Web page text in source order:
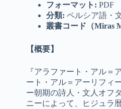
フォーマット : PDF
分類: ペルシア語・
叢書コード（Miras
【概要】
『アラファート・アル＝
ート・アル＝アーリフィ
ー朝期の詩人・文人オフ
ニーによって、ヒジュラ